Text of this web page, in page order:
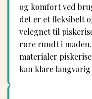
og komfort ved
det er et fleksibelt
velegnet til
røre rundt i
materialer
kan klare